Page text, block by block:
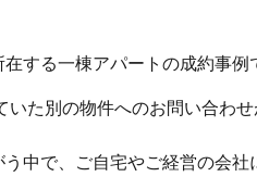
する一棟アパートの成約事例
た別の物件へのお問い合わ
中で、ご自宅やご経営の会社